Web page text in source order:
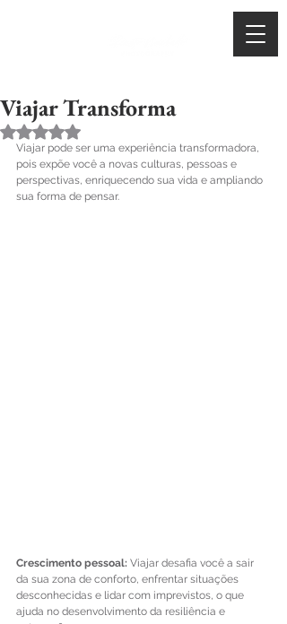
Viajar Transforma
Avaliado com NaN de 5 estrelas.
Viajar pode ser uma experiência transformadora,
pois expõe você a novas culturas, pessoas e
perspectivas, enriquecendo sua vida e ampliando
sua forma de pensar.
Crescimento pessoal: Viajar desafia você a sair
da sua zona de conforto, enfrentar situações
desconhecidas e lidar com imprevistos, o que
ajuda no desenvolvimento da resiliência e